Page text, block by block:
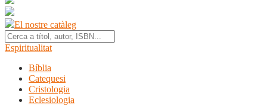
El nostre catàleg
Espiritualitat
Bíblia
Catequesi
Cristologia
Eclesiologia